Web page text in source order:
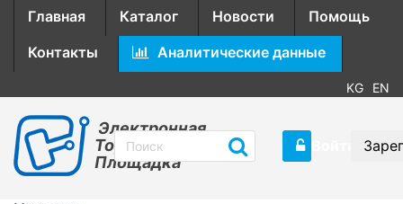
Главная Каталог Новости
Помощь
Контакты
Аналитические данные
KG EN
Электронная
Торговая
Площадка